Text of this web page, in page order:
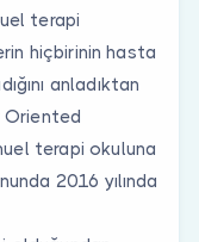
terapi
hiçbirinin hasta
anladıktan
terapi okuluna
2016 yılında